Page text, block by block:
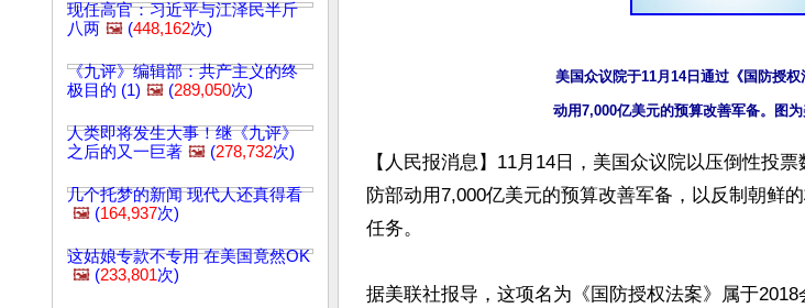
现任高官：习近平与江泽民半斤
八两 🖼️ (448,162次)
《九评》编辑部：共产主义的终
极目的 (1) 🖼️ (289,050次)
人类即将发生大事！继《九评》
之后的又一巨著 🖼️ (278,732次)
几个托梦的新闻 现代人还真得看
🖼️ (164,937次)
这姑娘专款不专用 在美国竟然OK
🖼️ (233,801次)
美国众议院于11月14日通过《国防授
【人民报消息】11月14日，美国众议院以压倒性投
防部动用7,000亿美元的预算改善军备，以反制朝鲜
任务。
据美联社报导，这项名为《国防授权法案》属于